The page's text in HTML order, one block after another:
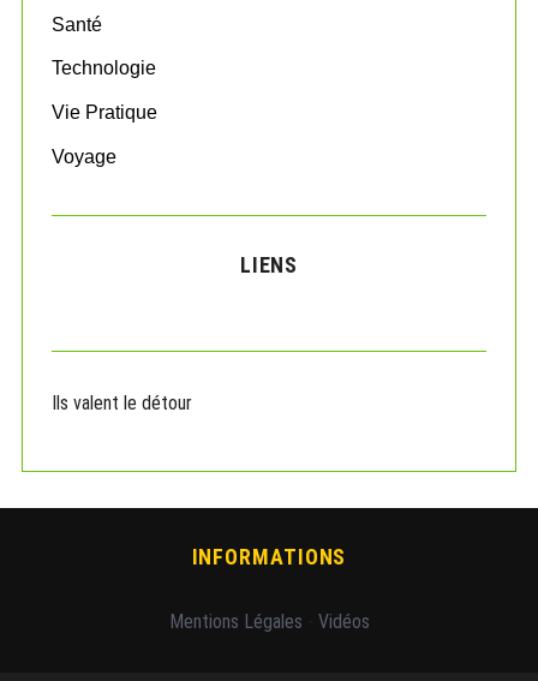
Santé
Technologie
Vie Pratique
Voyage
LIENS
Ils valent le détour
INFORMATIONS
Mentions Légales Vidéos